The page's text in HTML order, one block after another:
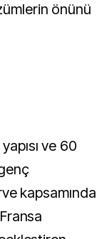
önünü
ve 60
kapsamında